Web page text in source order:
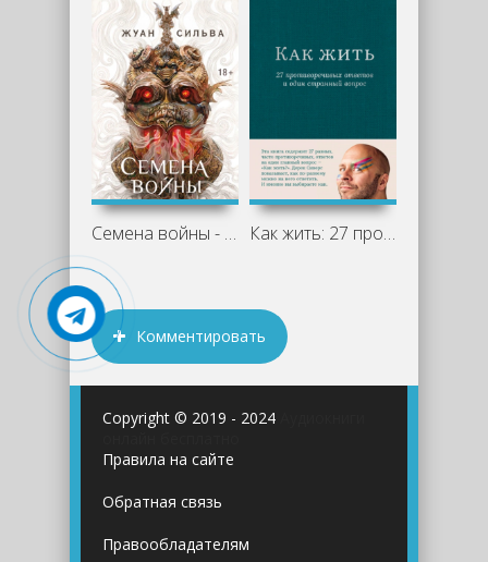
Семена войны - Жуан Сильва Как жить: 27 противоречивых ответов и
Комментировать
Copyright © 2019 - 2024
Правила на сайте
Обратная связь
Правообладателям